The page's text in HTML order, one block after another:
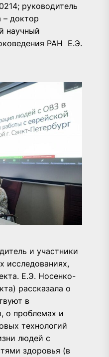
руководитель
доктор
научный
РАН Е.Э.
и участники
исследованиях,
Е.Э. Носенко-
рассказала о
в
о проблемах и
технологий
людей с
здоровья (в